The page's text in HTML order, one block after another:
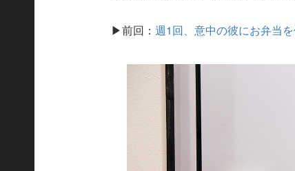
▶前回：週1回、意中の彼にお弁当